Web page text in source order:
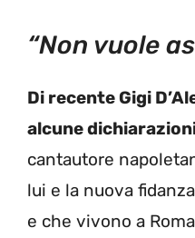
“Non vuole
Di recente Gigi
alcune
cantautore
lui e la nuova
e che vivono a